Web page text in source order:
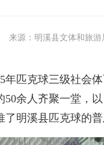
来源：明溪县文体和旅游
匹克球三级社会体
50余人齐聚一堂，
明溪县匹克球的普